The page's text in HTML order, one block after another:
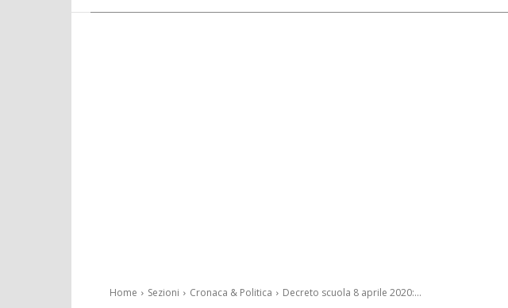
Home Sezioni Cronaca & Politica
Decreto scuola 8 aprile 2020:...